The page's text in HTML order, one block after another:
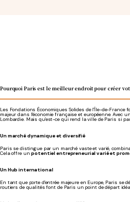
Pourquoi Paris est le meilleur endroit pour créer
Les Fondations Économiques Solides de l'Île-de-
majeur dans l'économie française et européenne. Avec
Lombardie. Mais qu'est-ce qui rend la ville de Paris si
Un marché dynamique et diversifié
Paris se distingue par un marché vaste et varié,
Cela offre unpotentiel entrepreneurial varié et
Un Hub international
En tant que porte d'entrée majeure en Europe, Paris
routiers de qualités font de Paris un point de départ